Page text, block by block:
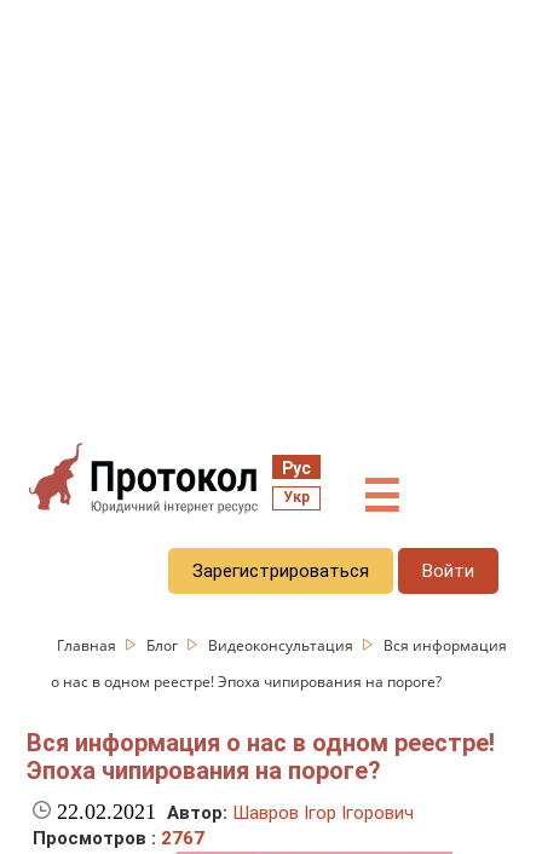
Рус
Укр ☰
Зарегистрироваться Войти
Главная Блог Видеоконсультация
Вся информация
о нас в одном реестре! Эпоха чипирования на пороге?
Вся информация о нас в одном реестре!
Эпоха чипирования на пороге?
22.02.2021 Автор: Шавров Ігор Ігорович
Просмотров : 2767